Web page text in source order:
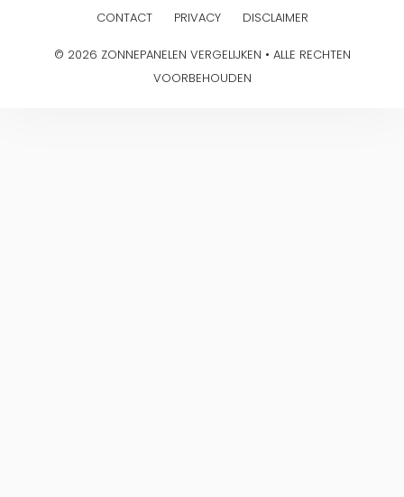
CONTACT PRIVACY DISCLAIMER
© 2026 ZONNEPANELEN VERGELIJKEN • ALLE RECHTEN
VOORBEHOUDEN